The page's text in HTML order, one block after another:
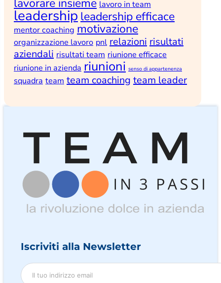
lavoro in team
leadership leadership efficace
mentor coaching motivazione
organizzazione lavoro pnl relazioni risultati
aziendali risultati team riunione efficace
riunione in azienda riunioni senso di appartenenza
squadra team team coaching team leader
Iscriviti alla Newsletter